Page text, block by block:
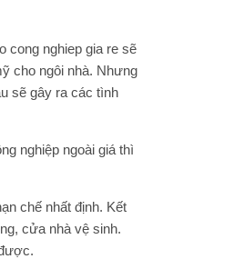
cong nghiep gia re sẽ
cho ngôi nhà. Nhưng
sẽ gây ra các tình
nghiệp ngoài giá thì
chế nhất định. Kết
cửa nhà vệ sinh.